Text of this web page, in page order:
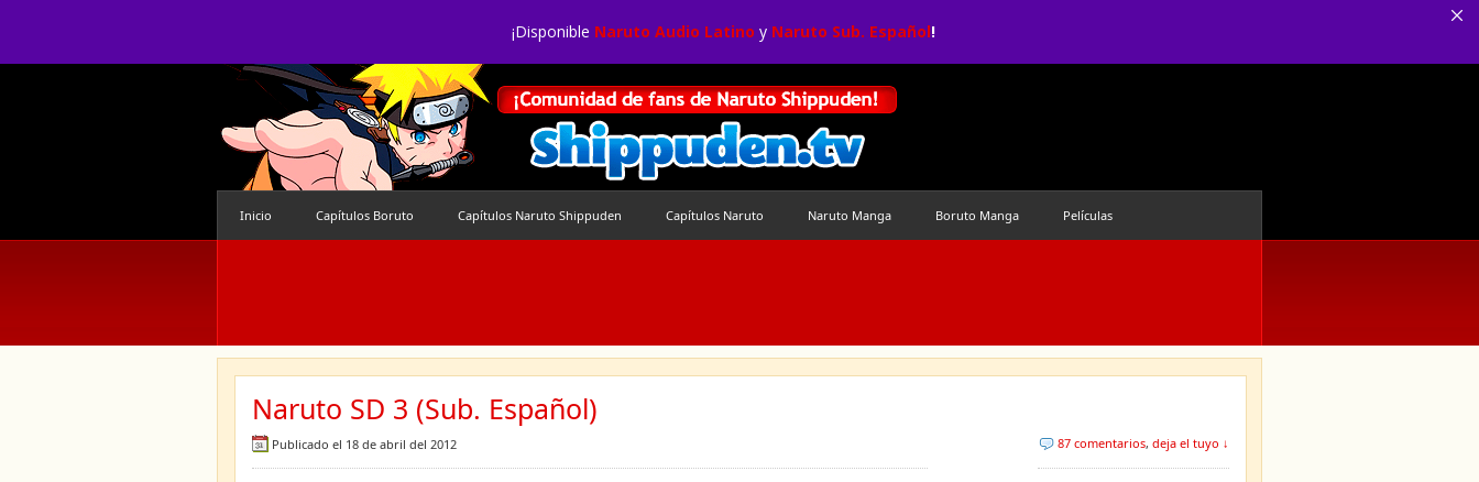
¡Disponible Naruto Audio Latino y Naruto Sub. Español!
Inicio Capítulos Boruto Capítulos Naruto Shippuden Capítulos Naruto Naruto Manga Boruto Manga Películas
Naruto SD 3 (Sub. Español)
Publicado el 18 de abril del 2012 87 comentarios, deja el tuyo ↓